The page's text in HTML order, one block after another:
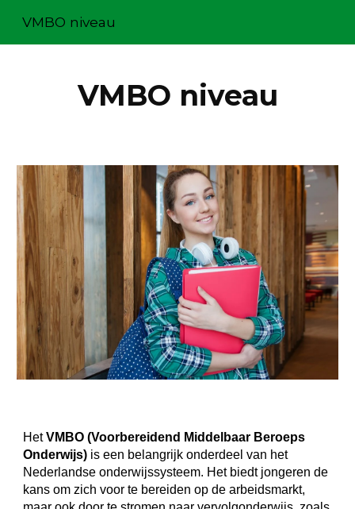
Skip to main content
VMBO niveau
VMBO niveau
HetVMBO (Voorbereidend Middelbaar Beroeps
Onderwijs) is een belangrijk onderdeel van het
Nederlandse onderwijssysteem. Het biedt jongeren de
kans om zich voor te bereiden op de arbeidsmarkt,